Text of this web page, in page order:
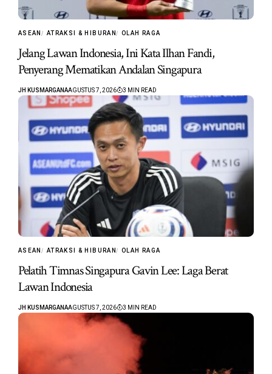
ASEAN ATRAKSI & HIBURAN OLAH RAGA
Jelang Lawan Indonesia, Ini Kata Ilhan Fandi,
Penyerang Mematikan Andalan Singapura
JH KUSMARGANAAGUSTUS 7, 2026 3 MIN READ
ASEAN ATRAKSI & HIBURAN OLAH RAGA
Pelatih Timnas Singapura Gavin Lee: Laga Berat
Lawan Indonesia
JH KUSMARGANAAGUSTUS 7, 2026 3 MIN READ